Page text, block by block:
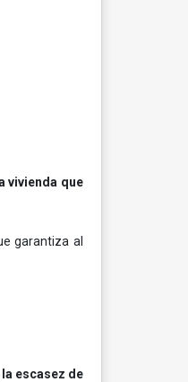
vivienda que
garantiza al
escasez de